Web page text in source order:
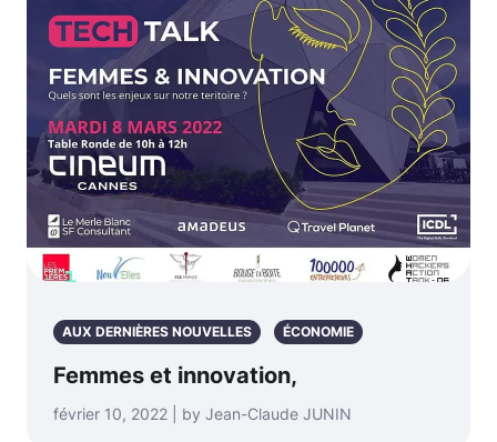
AUX DERNIÈRES NOUVELLES ÉCONOMIE
Femmes et innovation,
février 10, 2022 | by Jean-Claude JUNIN